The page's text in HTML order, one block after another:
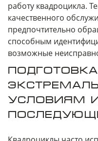
работу квадроцикла.
качественного
предпочтительно
способным
возможные
УСЛОВИЯМ И